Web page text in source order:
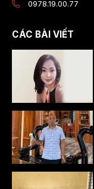
0978.19.00.77
CÁC BÀI VIẾT